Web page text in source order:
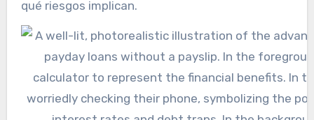
qué riesgos implican.